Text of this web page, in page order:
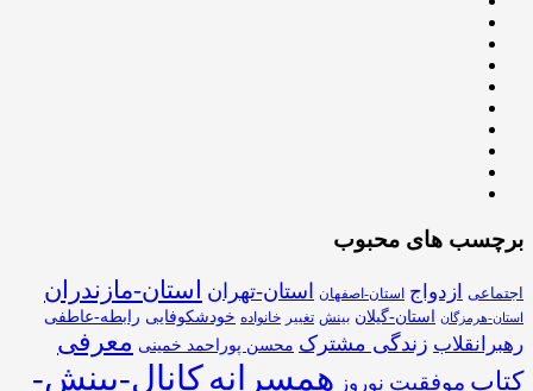
برچسب های محبوب
اجتماعی ازدواج استان-اصفهان استان-تهران استان-مازندران
استان-هرمزگان استان-گیلان بینش تغییر خانواده خودشکوفایی رابطه-عاطفی
رهبرانقلاب زندگی مشترک محسن پوراحمد خمینی معرفی
کتاب موفقیت نوروز همسرانهکانال-بینش-